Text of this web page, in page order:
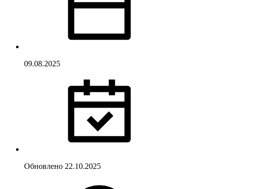
09.08.2025
Обновлено 22.10.2025